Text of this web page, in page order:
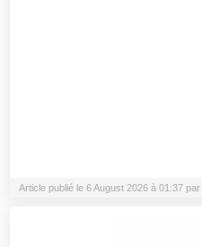
Article publié le 6 August 2026 à 01:37 par